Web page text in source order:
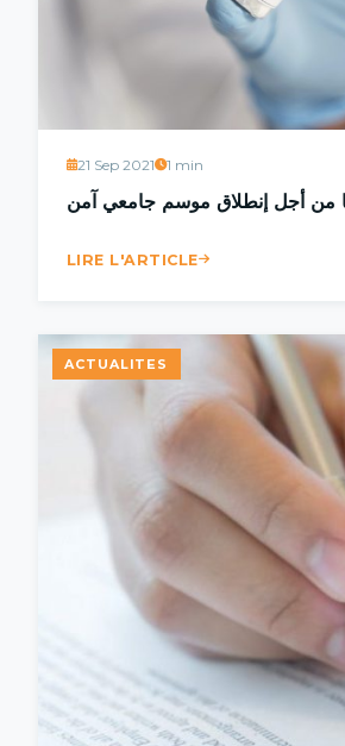
21 Sep 2021 1 min
من أجل إنطلاق موسم جامعي آمن
LIRE L'ARTICLE
ACTUALITES